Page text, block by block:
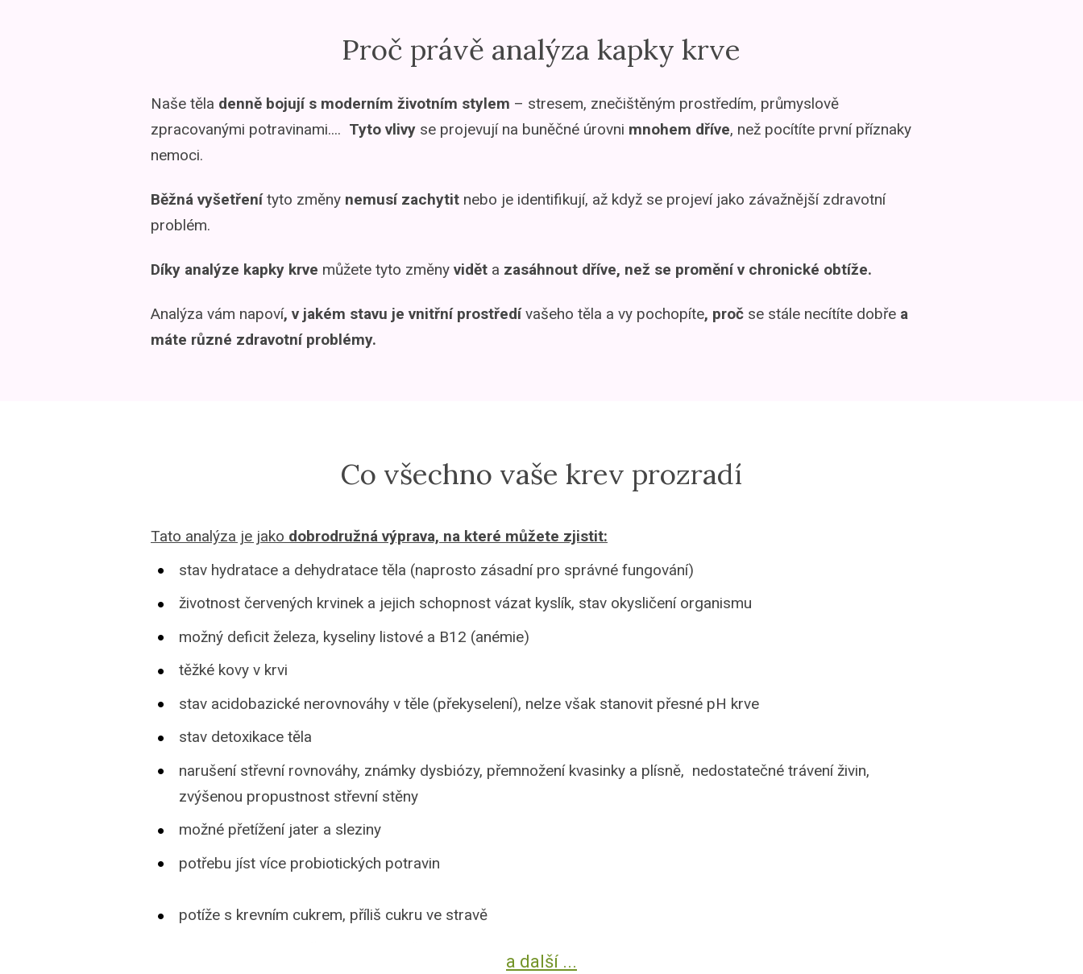
Proč právě analýza kapky krve
Naše těla denně bojují s moderním životním stylem – stresem, znečištěným prostředím, průmyslově
zpracovanými potravinami.... Tyto vlivy se projevují na buněčné úrovni mnohem dříve, než pocítíte první příznaky
nemoci.
Běžná vyšetřenítyto změny nemusí zachytit nebo je identifikují, až když se projeví jako závažnější zdravotní
problém.
Díky analýze kapky krve můžete tyto změny vidět a zasáhnout dříve, než se promění v chronické obtíže.
Analýza vám napoví, v jakém stavu je vnitřní prostředívašeho těla a vy pochopíte, proč se stále necítíte dobře a
máte různé zdravotní problémy.
Co všechno vaše krev prozradí
Tato analýza je jako dobrodružná výprava, na které můžete zjistit:
stav hydratace a dehydratace těla (naprosto zásadní pro správné fungování)
životnost červených krvinek a jejich schopnost vázat kyslík, stav okysličení organismu
možný deficit železa, kyseliny listové a B12 (anémie)
těžké kovy v krvi
stav acidobazické nerovnováhy v těle (překyselení), nelze však stanovit přesné pH krve
stav detoxikace těla
narušení střevní rovnováhy, známky dysbiózy, přemnožení kvasinky a plísně, nedostatečné trávení živin,
zvýšenou propustnost střevní stěny
možné přetížení jater a sleziny
potřebu jíst více probiotických potravin
potíže s krevním cukrem, příliš cukru ve stravě
a další ...